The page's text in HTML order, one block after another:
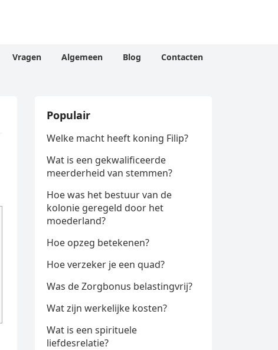
Vragen Algemeen Blog Contacten
Populair
Welke macht heeft koning Filip?
Wat is een gekwalificeerde
meerderheid van stemmen?
Hoe was het bestuur van de
kolonie geregeld door het
moederland?
Hoe opzeg betekenen?
Hoe verzeker je een quad?
Was de Zorgbonus belastingvrij?
Wat zijn werkelijke kosten?
Wat is een spirituele
liefdesrelatie?